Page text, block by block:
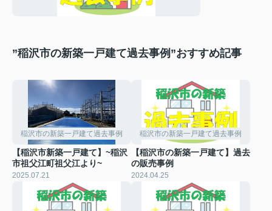
”稲沢市の新築一戸建て過去事例”おすすめ記事
稲沢市の新築一戸建て過去事例
【稲沢市新築一戸建て】~稲沢
市祖父江町祖父江より~
2025.07.21
稲沢市の新築一戸建て過去事例
【稲沢市の新築一戸建て】過去
の販売事例
2024.04.25